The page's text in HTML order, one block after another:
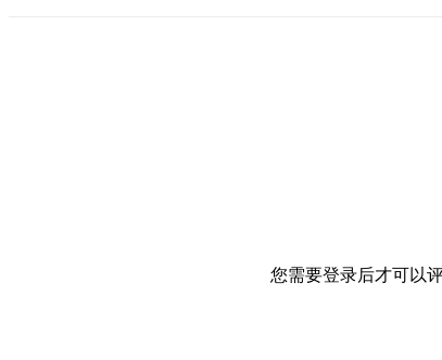
您需要登录后才可以